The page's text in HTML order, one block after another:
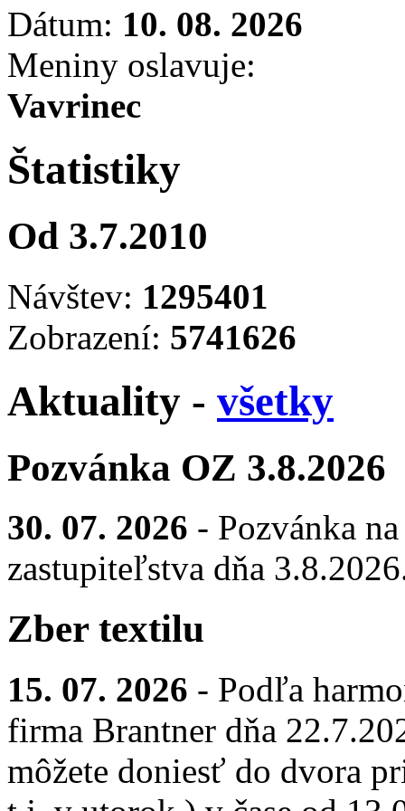
Dátum: 10. 08. 2026
Meniny oslavuje:
Vavrinec
Štatistiky
Od 3.7.2010
Návštev: 1295401
Zobrazení: 5741626
Aktuality - všetky
Pozvánka OZ 3.8.2026
30. 07. 2026 - Pozvánka
zastupiteľstva dňa
Zber textilu
15. 07. 2026 - Podľa
firma Brantner dňa
môžete doniesť do dvora